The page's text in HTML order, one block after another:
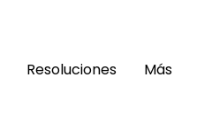
Resoluciones Más